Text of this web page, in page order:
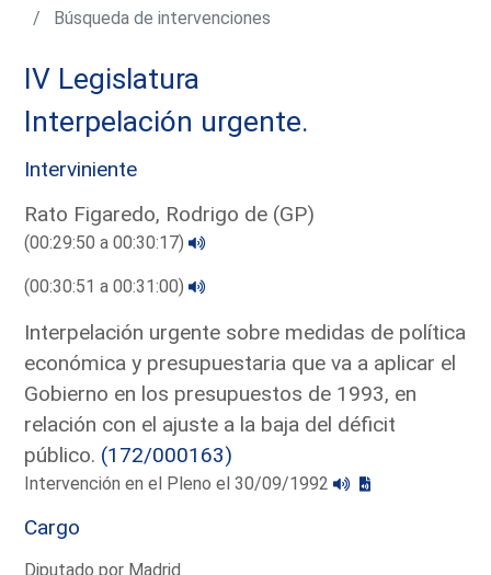
Búsqueda de intervenciones
IV Legislatura
Interpelación urgente.
Interviniente
Rato Figaredo, Rodrigo de (GP)
(00:29:50 a 00:30:17)
(00:30:51 a 00:31:00)
Interpelación urgente sobre medidas de política
económica y presupuestaria que va a aplicar el
Gobierno en los presupuestos de 1993, en
relación con el ajuste a la baja del déficit
público. (172/000163)
Intervención en el Pleno el 30/09/1992
Cargo
Diputado por Madrid